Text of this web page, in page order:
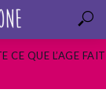
CE QUE L’AGE FAIT